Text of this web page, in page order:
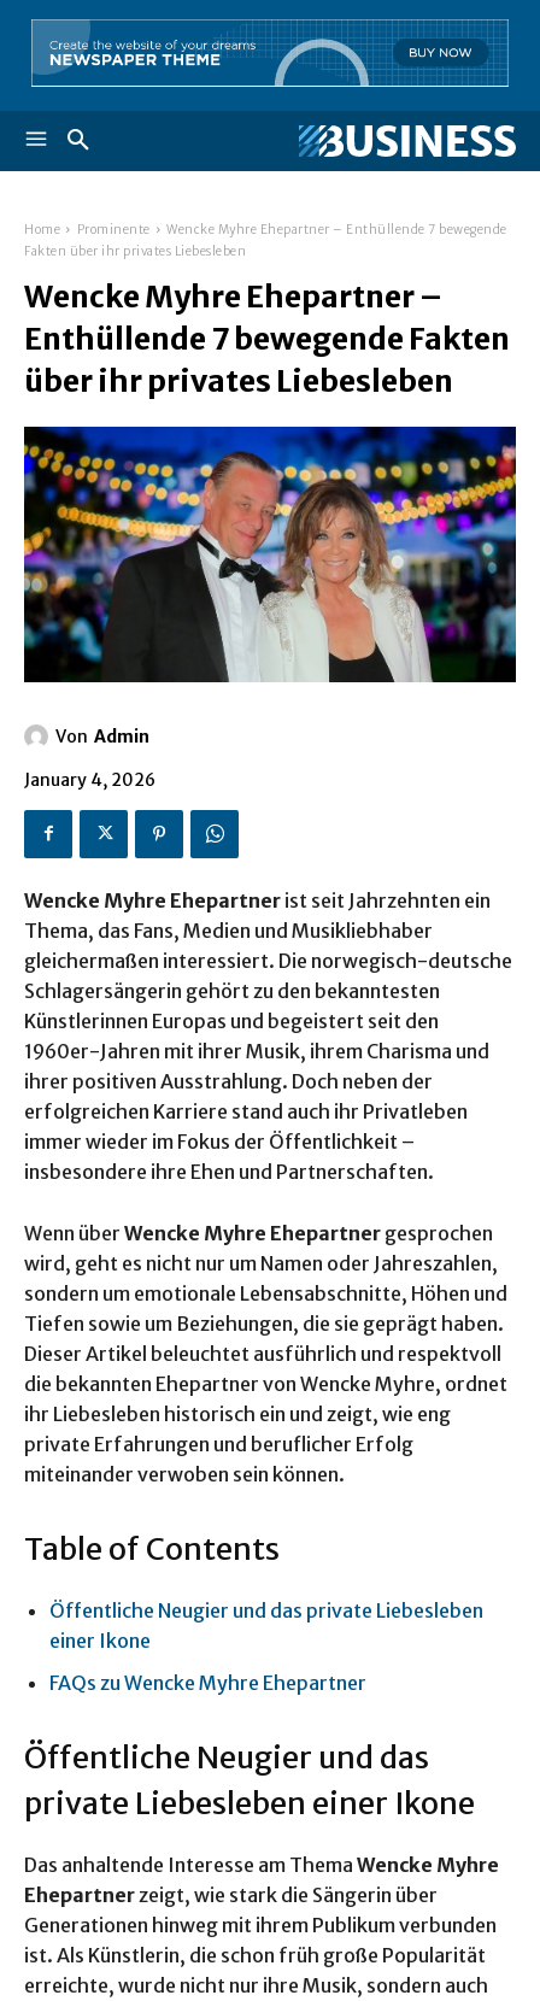
Home Prominente
Wencke Myhre Ehepartner – Enthüllende 7 bewegende
Fakten über ihr privates Liebesleben
Wencke Myhre Ehepartner –
Enthüllende 7 bewegende Fakten
über ihr privates Liebesleben
Von Admin
January 4, 2026
Wencke Myhre Ehepartner ist seit Jahrzehnten ein
Thema, das Fans, Medien und Musikliebhaber
gleichermaßen interessiert. Die norwegisch-deutsche
Schlagersängerin gehört zu den bekanntesten
Künstlerinnen Europas und begeistert seit den
1960er-Jahren mit ihrer Musik, ihrem Charisma und
ihrer positiven Ausstrahlung. Doch neben der
erfolgreichen Karriere stand auch ihr Privatleben
immer wieder im Fokus der Öffentlichkeit –
insbesondere ihre Ehen und Partnerschaften.
Wenn über Wencke Myhre Ehepartner gesprochen
wird, geht es nicht nur um Namen oder Jahreszahlen,
sondern um emotionale Lebensabschnitte, Höhen und
Tiefen sowie um Beziehungen, die sie geprägt haben.
Dieser Artikel beleuchtet ausführlich und respektvoll
die bekannten Ehepartner von Wencke Myhre, ordnet
ihr Liebesleben historisch ein und zeigt, wie eng
private Erfahrungen und beruflicher Erfolg
miteinander verwoben sein können.
Table of Contents
Öffentliche Neugier und das private Liebesleben
einer Ikone
FAQs zu Wencke Myhre Ehepartner
Öffentliche Neugier und das
private Liebesleben einer Ikone
Das anhaltende Interesse am Thema Wencke Myhre
Ehepartner zeigt, wie stark die Sängerin über
Generationen hinweg mit ihrem Publikum verbunden
ist. Als Künstlerin, die schon früh große Popularität
erreichte, wurde nicht nur ihre Musik, sondern auch